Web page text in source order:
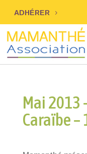
ADHÉRER
Mai 2013
Caraïbe